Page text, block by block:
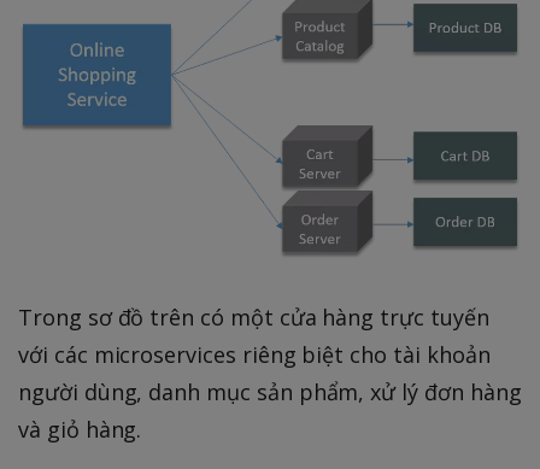
Trong sơ đồ trên có một cửa hàng trực tuyến
với các microservices riêng biệt cho tài khoản
người dùng, danh mục sản phẩm, xử lý đơn hàng
và giỏ hàng.